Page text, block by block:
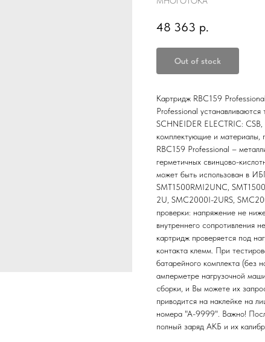
48 363 р.
Out of stock
Картридж RBC159
Professional устанавливаются
SCHNEIDER ELECTRIC: CSB,
комплектующие и
RBC159 Professional –
герметичных свинцово-
может быть использован в
SMT1500RMI2UNC,
2U, SMC2000I-2URS,
проверки: напряжение не
внутреннего сопротивления
картридж проверяется под
контакта клемм. При
батарейного комплекта (без
амперметре нагрузочной
сборки, и Вы можете их
приводится на наклейке на
номера "А-9999". Важно!
полный заряд АКБ и их